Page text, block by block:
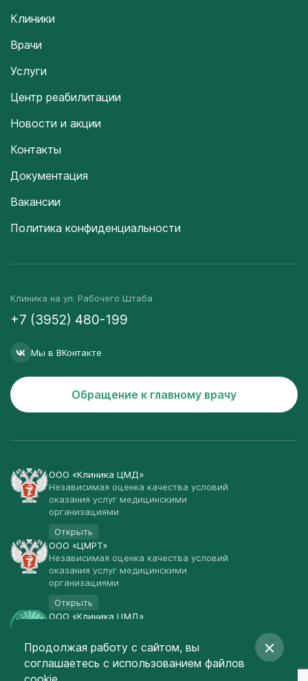
Клиники
Врачи
Услуги
Центр реабилитации
Новости и акции
Контакты
Документация
Вакансии
Политика конфиденциальности
Клиника на ул. Рабочего Штаба
+7 (3952) 480-199
Мы в ВКонтакте
Обращение к главному врачу
ООО «Клиника ЦМД»
Независимая оценка качества условий
оказания услуг медицинскими
организациями
Открыть
ООО «ЦМРТ»
Независимая оценка качества условий
оказания услуг медицинскими
организациями
Открыть
ООО «Клиника ЦМД»
Открыть
© Клиника ЦМД 2003-2026
Продолжая работу с сайтом, вы
соглашаетесь с использованием файлов